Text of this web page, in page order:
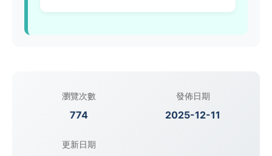
瀏覽次數
774
發佈日期
2025-12-11
更新日期